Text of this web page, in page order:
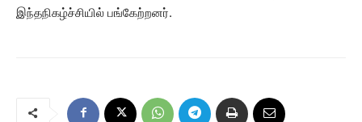
இந்தநிகழ்ச்சியில் பங்கேற்றனர்.